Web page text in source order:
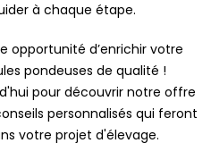
à chaque étape.
opportunité d’enrichir votre
pondeuses de qualité !
pour découvrir notre offre
personnalisés qui feront
votre projet d'élevage.